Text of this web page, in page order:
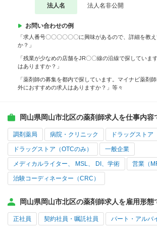
法人名 法人名非公開
お問い合わせの例
「求人番号〇〇〇〇〇〇に興味があるので、詳細を教
か？」
「残業が少なめの店舗をJR〇〇線の沿線で探していま
はありますか？」
「薬剤師の募集を都内で探しています。マイナビ薬剤
外におすすめの求人はありますか？」等々
岡山県岡山市北区の薬剤師求人を仕事内容
調剤薬局 病院・クリニック ドラッグストア
ドラッグストア（OTCのみ） 一般企業
メディカルライター、 MSL、 DI、学術 営業（
治験コーディネーター（CRC）
岡山県岡山市北区の薬剤師求人を雇用形態
正社員 契約社員・嘱託社員 パート・アルバ